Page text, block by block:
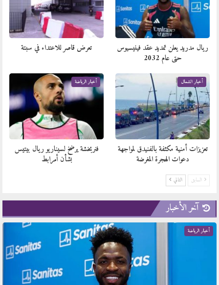
ريال مدريد يعلن تمديد عقد فينيسيوس
حتى عام 2032
تعرض قاصر للاعتداء في سبتة
أخبار الشمال
تعزيزات أمنية مكثفة بالفنيدق لمواجهة
دعوات الهجرة المغرضة
أخبار الرياضة
فنربخشة يرضخ لسيناريو ريال بيتيس
بشأن أمرابط
السابق التالي
آخر الأخبار
أخبار الرياضة